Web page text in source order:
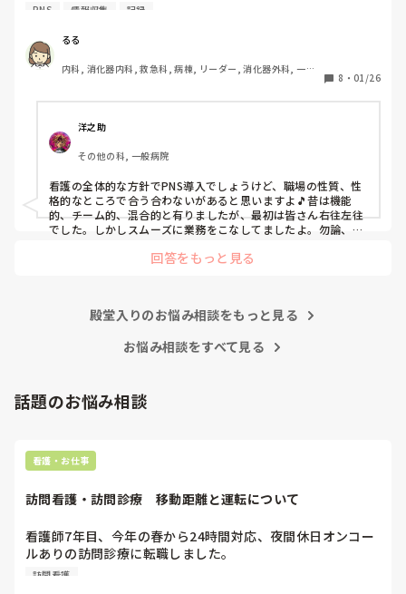
後、PNSを廃止しました。
私は、そのPNSを廃止した病棟からまだPNSをやっている病
棟に9月に異動してきました。
じざるを得ませんでした。
色々な病棟に入院したことのある患者さんも、「(私が異動
する前の病棟の方が)新人が患者から見てもよく動けてた
よ」と言っていました。
現病棟はPNSだけれども、結局は忙しくて、新人の面倒を見
てられず、清潔ケアや単純に点滴を繋げてくるなど、簡単な
仕事しか新人にさせていませんでした。PNSを廃止した病棟
では、イベントは必ずと言っていいほど新人に担当させて、
ることがどんどん増えていったと思っています。
朝の情報収集にも時間がかかり、結果、患者のことがわから
の意味があるのか疑問です。
やったことないの！？もう10ヶ月なんだから、未経験なこと
新人さんが可愛そう、と感じることもある反面、ペアの先輩
が何か処置をしているけど、ペアの新人はのんびり記録して
がいいんじゃないの？」と声をかけても、「記録終わってな
早く色々覚えたい！という、意欲があまり感じられず…これ
はPNS云々よりも、その新人の性格かな？とも思いました
が、ほとんどの新人に当てはまりました。。。時代柄でしょ
PNS 情報収集 記録
るる
内科, 消化器内科, 救急科, 病棟, リーダー, 消化器外科, 一般
8 ・ 01/26
洋之助
その他の科, 一般病院
看護の全体的な方針でPNS導入でしょうけど、職場の性質、性
格的なところで合う合わないがあると思いますよ🎵昔は機能
的、チーム的、混合的と有りましたが、最初は皆さん右往左往
でした。しかしスムーズに業務をこなしてましたよ。勿論、指
と意見交換を行うべきと思いますよ🎵それに人手が足りないの
の向き合い方になると思いますよ🎵僕は昔の人間なので、昔は
いと思います。昔は患者様、スタッフ全員に目を配れる人が沢
るなら実施してみてはどうでしょうか⁉️そういう事と思います
回答をもっと見る
殿堂入りのお悩み相談をもっと見る
お悩み相談をすべて見る
話題のお悩み相談
看護・お仕事
訪問看護・訪問診療　移動距離と運転について
看護師7年目、今年の春から24時間対応、夜間休日オンコー
ルありの訪問診療に転職しました。
元々就活の際にはエリアは片道30分程度と聞いておりここま
訪問看護